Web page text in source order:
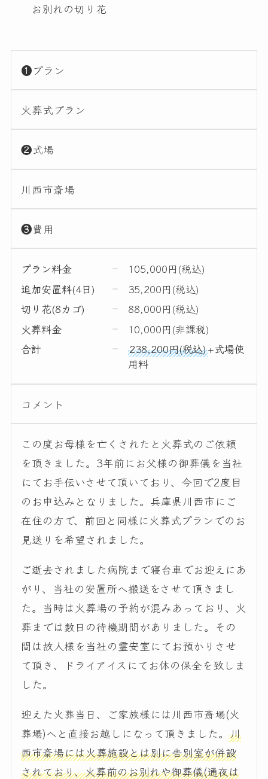
お別れの切り花
❶プラン
火葬式プラン
❷式場
川西市斎場
❸費用
プラン料金
105,000円(税込)
追加安置料(4日)
35,200円(税込)
切り花(8カゴ)
88,000円(税込)
火葬料金
10,000円(非課税)
合計
238,200円(税込)+式場使
用料
コメント
この度お母様を亡くされたと火葬式のご依頼
を頂きました。3年前にお父様の御葬儀を当社
にてお手伝いさせて頂いており、今回で2度目
のお申込みとなりました。兵庫県川西市にご
在住の方で、前回と同様に火葬式プランでのお
見送りを希望されました。
ご逝去されました病院まで寝台車でお迎えにあ
がり、当社の安置所へ搬送をさせて頂きまし
た。当時は火葬場の予約が混みあっており、火
葬までは数日の待機期間がありました。その
間は故人様を当社の霊安室にてお預かりさせ
て頂き、ドライアイスにてお体の保全を致しま
した。
迎えた火葬当日、ご家族様には川西市斎場(火
葬場)へと直接お越しになって頂きました。川
西市斎場には火葬施設とは別に告別室が併設
されており、火葬前のお別れや御葬儀(通夜は